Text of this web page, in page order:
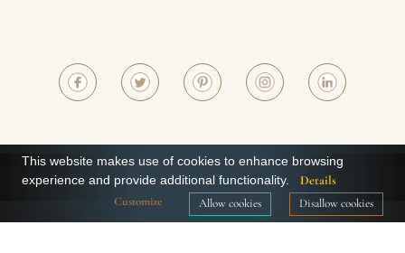
©2023 - Papiers de Paris
This website makes use of cookies to enhance browsing
experience and provide additional functionality.
Details
Disallow cookies
Allow cookies
Customize